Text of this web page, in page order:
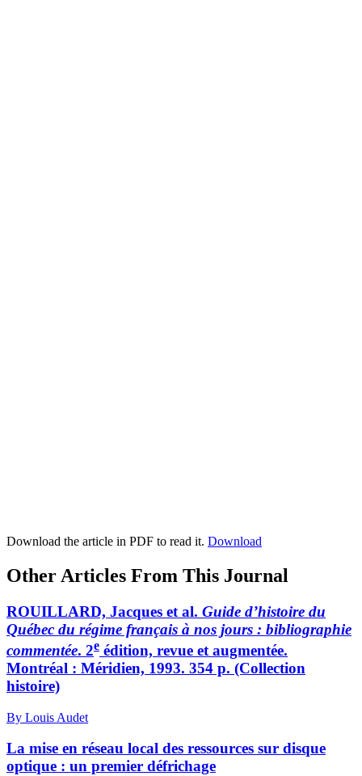
Download the article in PDF to read it. Download
Other Articles From This Journal
ROUILLARD, Jacques et al. Guide d’histoire du
Québec du régime français à nos jours : bibliographie
commentée. 2e édition, revue et augmentée.
Montréal : Méridien, 1993. 354 p. (Collection
histoire)
By Louis Audet
La mise en réseau local des ressources sur disque
optique : un premier défrichage